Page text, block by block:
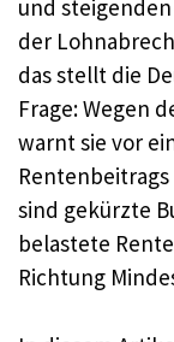
und
der
das stellt die
Frage: Wegen
warnt sie vor
sind gekürzte
belastete
Richtung